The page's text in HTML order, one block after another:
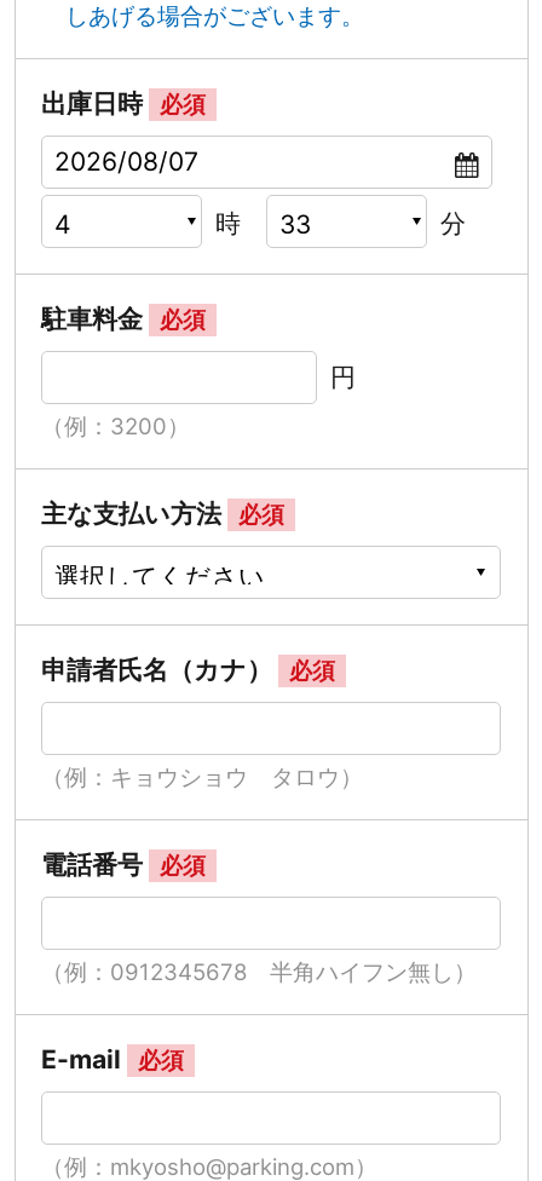
しあげる場合がございます。
出庫日時 必須
時 分
駐車料金 必須
円
（例：3200）
主な支払い方法 必須
申請者氏名（カナ） 必須
（例：キョウショウ タロウ）
電話番号 必須
（例：0912345678 半角ハイフン無し）
E-mail 必須
（例：mkyosho@parking.com）